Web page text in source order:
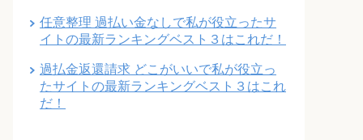
任意整理 過払い金なしで私が役立ったサ
イトの最新ランキングベスト３はこれだ！
過払金返還請求 どこがいいで私が役立っ
たサイトの最新ランキングベスト３はこれ
だ！